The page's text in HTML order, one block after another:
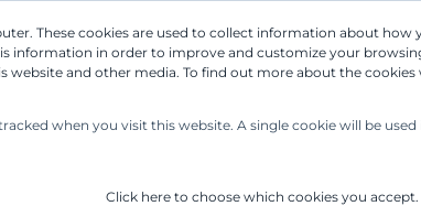
These cookies are used to collect information about
information in order to improve and customize your
and other media. To find out more about the cookies
when you visit this website. A single cookie will be
Click here to choose which cookies you accept.
Asiantuntijamme Palvelumme UP &